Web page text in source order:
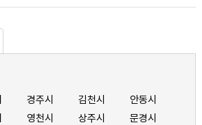
경주시 김천시
안동시
영천시 상주시
문경시